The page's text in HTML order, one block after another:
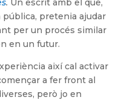
. Un escrit amb el que,
pretenia ajudar
per un procés similar
en un futur.
així cal activar
a fer front al
però jo en